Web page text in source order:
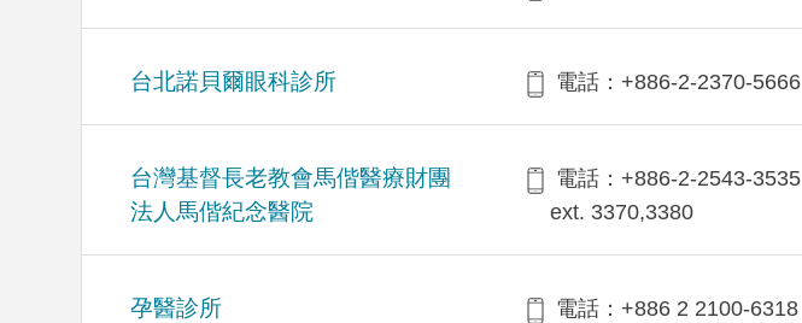
台北諾貝爾眼科診所 電話：+886-2-2370-5666
台灣基督長老教會馬偕醫療財團
法人馬偕紀念醫院
電話：+886-2-2543-3535
ext. 3370,3380
孕醫診所 電話：+886 2 2100-6318